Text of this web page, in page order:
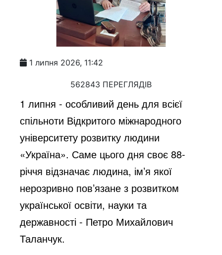
1 липня 2026, 11:42
562843 ПЕРЕГЛЯДІВ
1 липня - особливий день для всієї
спільноти Відкритого міжнародного
університету розвитку людини
«Україна». Саме цього дня своє 88-
річчя відзначає людина, ім’я якої
нерозривно пов’язане з розвитком
української освіти, науки та
державності - Петро Михайлович
Таланчук.